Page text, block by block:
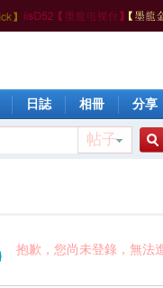
日誌 相冊 分享
帖子
索
抱歉，您尚未登錄，無法